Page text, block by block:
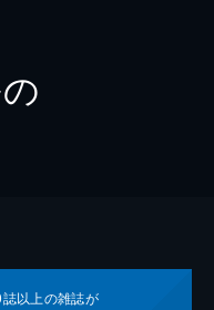
誌以上の雑誌が